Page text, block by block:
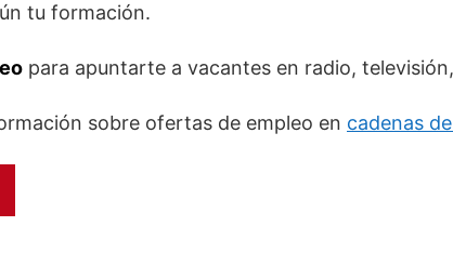
tu formación.
para apuntarte a vacantes en radio,
sobre ofertas de empleo en cadenas